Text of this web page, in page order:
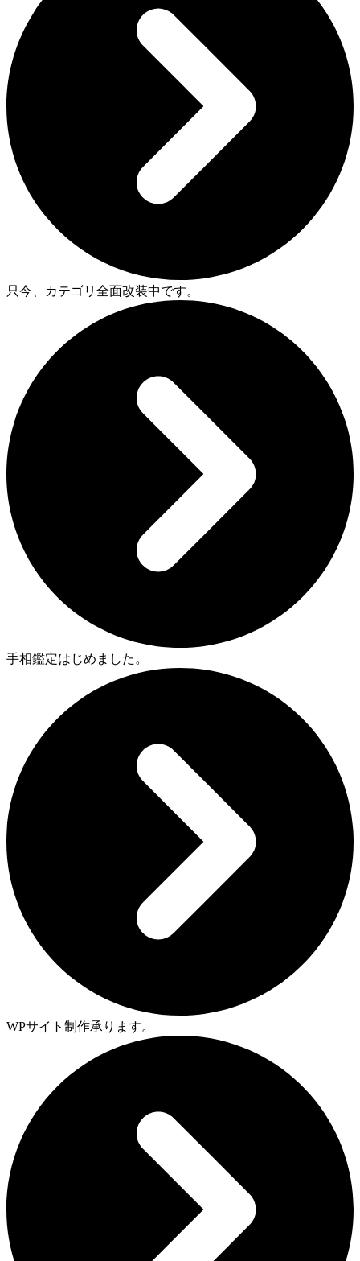
只今、カテゴリ全面改装中です。
手相鑑定はじめました。
WPサイト制作承ります。